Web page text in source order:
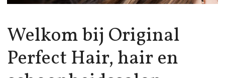
Welkom bij Original
Perfect Hair, hair en